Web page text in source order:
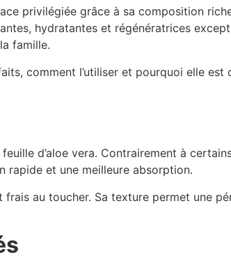
privilégiée grâce à sa composition
hydratantes et régénératrices
famille.
comment l’utiliser et pourquoi elle est
d’aloe vera. Contrairement à
rapide et une meilleure absorption.
au toucher. Sa texture permet une